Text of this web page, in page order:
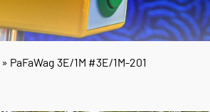
» PaFaWag 3E/1M #3E/1M-201